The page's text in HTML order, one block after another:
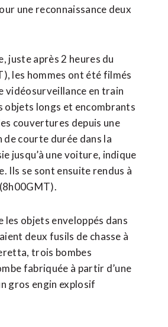
une reconnaissance deux
juste après 2 heures du
les hommes ont été filmés
‌vidéosurveillance en train
objets longs et encombrants
couvertures depuis une
​de courte durée dans la
jusqu’à une voiture, indique
Ils se sont ensuite rendus à
les objets enveloppés dans
deux fusils de chasse à
trois bombes
fabriquée à partir d’une
gros engin explosif